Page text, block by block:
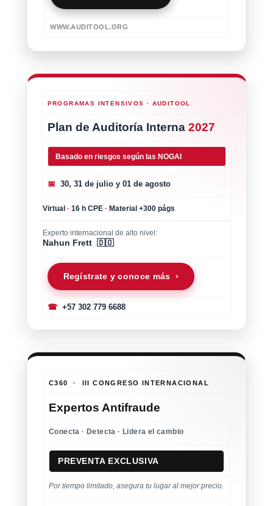
WWW.AUDITOOL.ORG
PROGRAMAS INTENSIVOS · AUDITOOL
Plan de Auditoría Interna 2027
Basado en riesgos según las NOGAI
📅 30, 31 de julio y 01 de agosto
Virtual · 16 h CPE · Material +300 págs
Experto internacional de alto nivel:
Nahun Frett 🇩🇴
Regístrate y conoce más ›
☎+57 302 779 6688
C360 · III CONGRESO INTERNACIONAL
Expertos Antifraude
Conecta · Detecta · Lidera el cambio
PREVENTA EXCLUSIVA
Por tiempo limitado, asegura tu lugar al mejor precio.